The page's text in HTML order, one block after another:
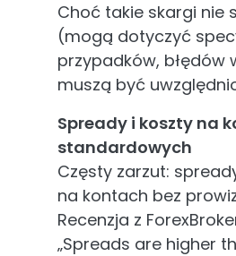
Choć takie skargi nie
(mogą dotyczyć
przypadków, błędów
muszą być
Spready i koszty na
standardowych
Częsty zarzut:
na kontach bez
Recenzja z
„Spreads are higher